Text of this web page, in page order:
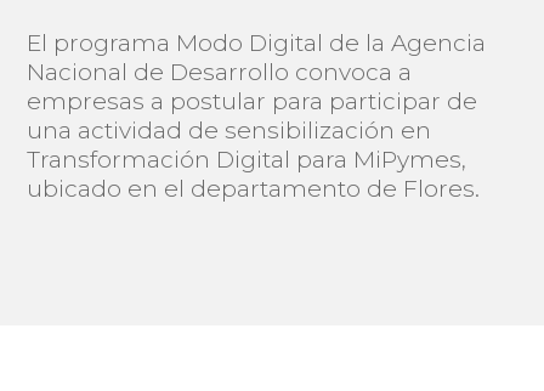
El programa Modo Digital de la Agencia
Nacional de Desarrollo convoca a
empresas a postular para participar de
una actividad de sensibilización en
Transformación Digital para MiPymes,
ubicado en el departamento de Flores.